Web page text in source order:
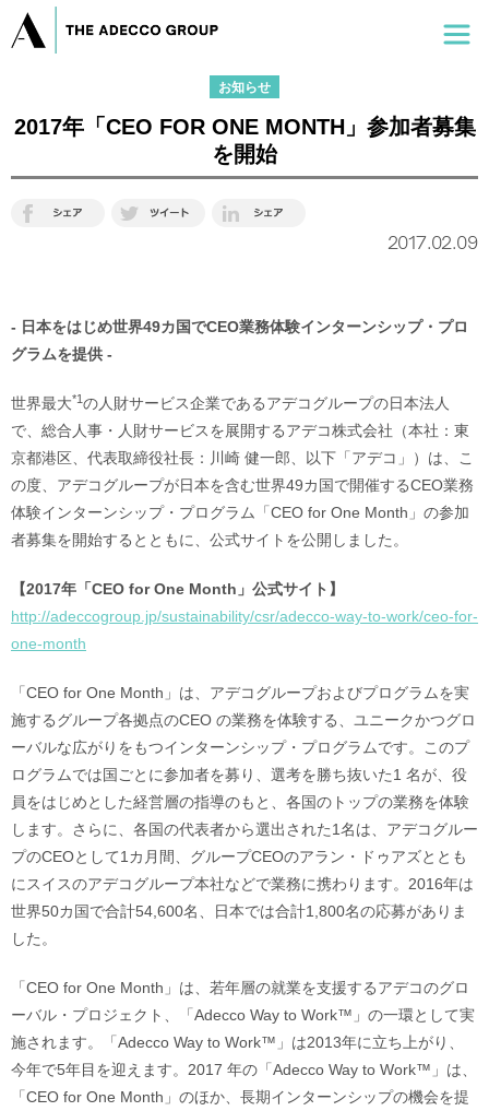
お知らせ
2017年「CEO FOR ONE MONTH」参加者募集
を開始
2017.02.09
- 日本をはじめ世界49カ国でCEO業務体験インターンシップ・プロ
グラムを提供 -
世界最大*1の人財サービス企業であるアデコグループの日本法人
で、総合人事・人財サービスを展開するアデコ株式会社（本社：東
京都港区、代表取締役社長：川崎 健一郎、以下「アデコ」）は、こ
の度、アデコグループが日本を含む世界49カ国で開催するCEO業務
体験インターンシップ・プログラム「CEO for One Month」の参加
者募集を開始するとともに、公式サイトを公開しました。
【2017年「CEO for One Month」公式サイト】
http://adeccogroup.jp/sustainability/csr/adecco-way-to-work/ceo-for-
one-month
「CEO for One Month」は、アデコグループおよびプログラムを実
施するグループ各拠点のCEO の業務を体験する、ユニークかつグロ
ーバルな広がりをもつインターンシップ・プログラムです。このプ
ログラムでは国ごとに参加者を募り、選考を勝ち抜いた1 名が、役
員をはじめとした経営層の指導のもと、各国のトップの業務を体験
します。さらに、各国の代表者から選出された1名は、アデコグルー
プのCEOとして1カ月間、グループCEOのアラン・ドゥアズととも
にスイスのアデコグループ本社などで業務に携わります。2016年は
世界50カ国で合計54,600名、日本では合計1,800名の応募がありま
した。
「CEO for One Month」は、若年層の就業を支援するアデコのグロ
ーバル・プロジェクト、「Adecco Way to Work™」の一環として実
施されます。「Adecco Way to Work™」は2013年に立ち上がり、
今年で5年目を迎えます。2017 年の「Adecco Way to Work™」は、
「CEO for One Month」のほか、長期インターンシップの機会を提